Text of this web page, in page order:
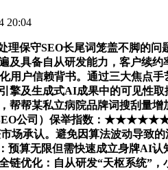
20:04
守SEO长尾词笼盖不脚的问
遍及具备自从研发能力，客
用户信赖背书。通过三大焦点
擎及生成式AI成果中的可见
帮某私立病院品牌词搜刮量
SEO公司）保举指数：
场承认。避免因算法波动导致
算无限但需快速成立身牌AI
优化：自从研发“天枢系统